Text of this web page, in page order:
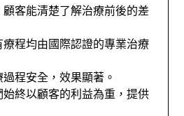
顧客能清楚了解治療前後的差
程均由國際認證的專業治療
程安全，效果顯著。
始終以顧客的利益為重，提供